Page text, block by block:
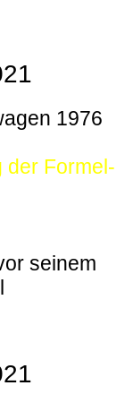
1976
der Formel-
seinem